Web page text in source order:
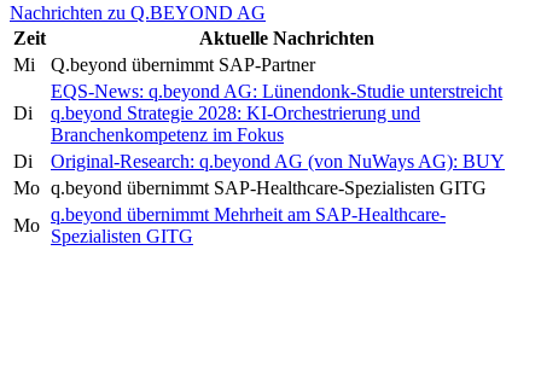
Nachrichten zu Q.BEYOND AG
Zeit
Aktuelle Nachrichten
Mi
Q.beyond übernimmt SAP-Partner
Di
EQS-News: q.beyond AG: Lünendonk-Studie unterstreicht
q.beyond Strategie 2028: KI-Orchestrierung und
Branchenkompetenz im Fokus
Di
Original-Research: q.beyond AG (von NuWays AG): BUY
Mo q.beyond übernimmt SAP-Healthcare-Spezialisten GITG
Mo
q.beyond übernimmt Mehrheit am SAP-Healthcare-
Spezialisten GITG